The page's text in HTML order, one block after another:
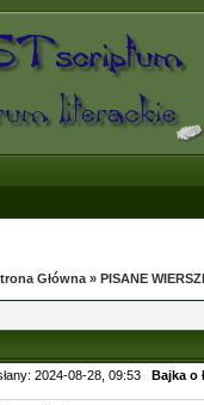
Główna » PISANE
2024-08-28, 09:53 Bajka o